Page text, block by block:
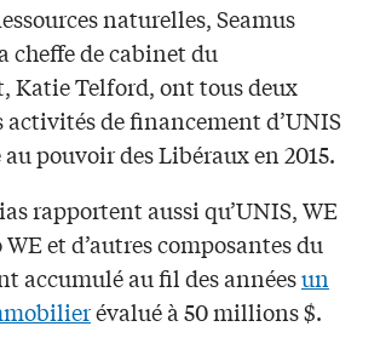
naturelles, Seamus
cheffe de cabinet du
Katie Telford, ont tous deux
activités de financement d’UNIS
pouvoir des Libéraux en 2015.
rapportent aussi qu’UNIS, WE
et d’autres composantes du
accumulé au fil des annéesun
évalué à 50 millions $.